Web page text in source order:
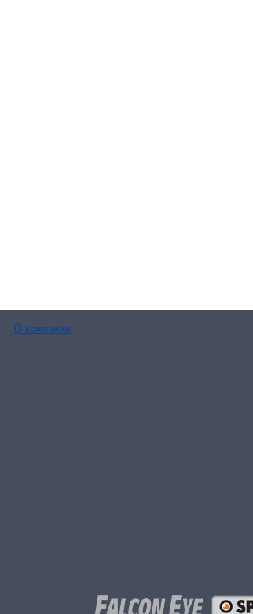
О компании